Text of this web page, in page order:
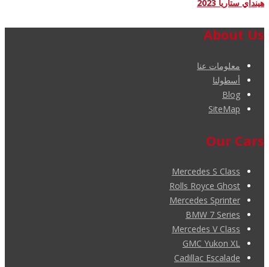
هينداي ستاريا 2023
About Us
معلومات عنا
أسطولنا
Blog
SiteMap
Our Cars
Mercedes S Class
Rolls Royce Ghost
Mercedes Sprinter
BMW 7 Series
Mercedes V Class
GMC Yukon XL
Cadillac Escalade